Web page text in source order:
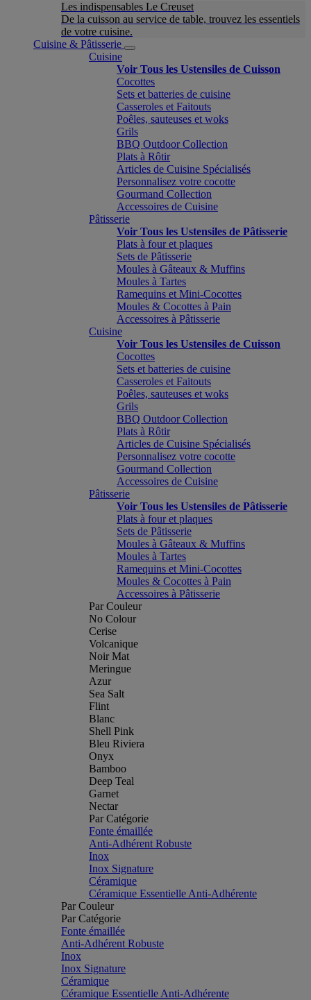
Les indispensables Le Creuset
De la cuisson au service de table, trouvez les essentiels
de votre cuisine.
Cuisine & Pâtisserie
Cuisine
Voir Tous les Ustensiles de Cuisson
Cocottes
Sets et batteries de cuisine
Casseroles et Faitouts
Poêles, sauteuses et woks
Grils
BBQ Outdoor Collection
Plats à Rôtir
Articles de Cuisine Spécialisés
Personnalisez votre cocotte
Gourmand Collection
Accessoires de Cuisine
Pâtisserie
Voir Tous les Ustensiles de Pâtisserie
Plats à four et plaques
Sets de Pâtisserie
Moules à Gâteaux & Muffins
Moules à Tartes
Ramequins et Mini-Cocottes
Moules & Cocottes à Pain
Accessoires à Pâtisserie
Cuisine
Voir Tous les Ustensiles de Cuisson
Cocottes
Sets et batteries de cuisine
Casseroles et Faitouts
Poêles, sauteuses et woks
Grils
BBQ Outdoor Collection
Plats à Rôtir
Articles de Cuisine Spécialisés
Personnalisez votre cocotte
Gourmand Collection
Accessoires de Cuisine
Pâtisserie
Voir Tous les Ustensiles de Pâtisserie
Plats à four et plaques
Sets de Pâtisserie
Moules à Gâteaux & Muffins
Moules à Tartes
Ramequins et Mini-Cocottes
Moules & Cocottes à Pain
Accessoires à Pâtisserie
Par Couleur
No Colour
Cerise
Volcanique
Noir Mat
Meringue
Azur
Sea Salt
Flint
Blanc
Shell Pink
Bleu Riviera
Onyx
Bamboo
Deep Teal
Garnet
Nectar
Par Catégorie
Fonte émaillée
Anti-Adhérent Robuste
Inox
Inox Signature
Céramique
Céramique Essentielle Anti-Adhérente
Par Couleur
Par Catégorie
Fonte émaillée
Anti-Adhérent Robuste
Inox
Inox Signature
Céramique
Céramique Essentielle Anti-Adhérente